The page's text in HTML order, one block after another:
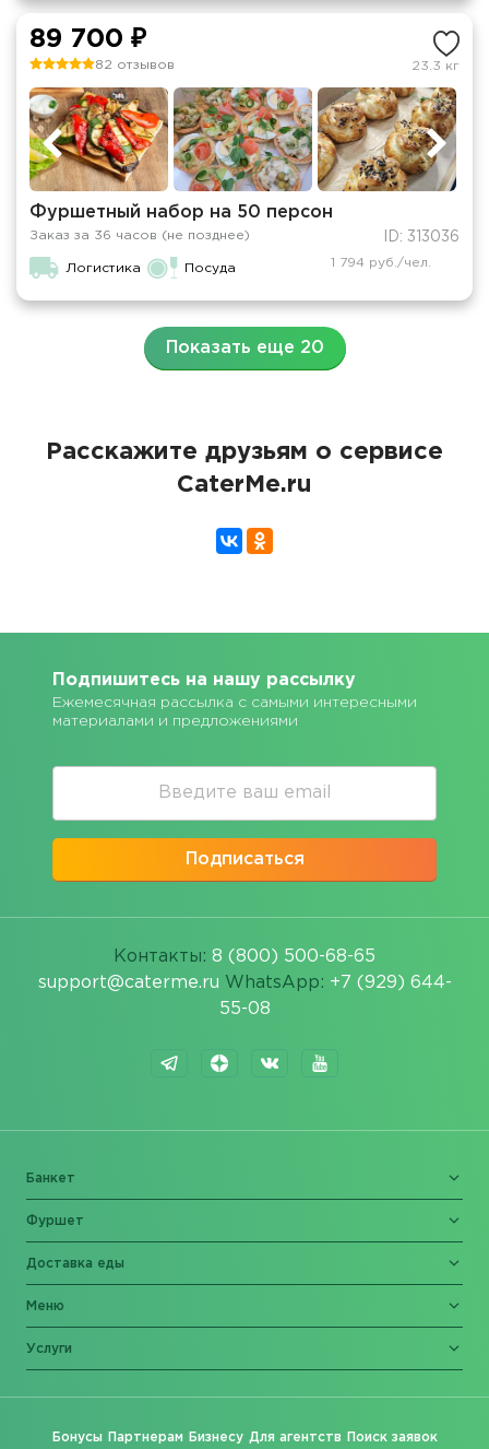
89 700 ₽
82 отзывов 23.3 кг
Фуршетный набор на 50 персон
Заказ за 36 часов (не позднее) ID: 313036
Логистика Посуда 1 794 руб./чел.
Показать еще 20
Расскажите друзьям о сервисе
CaterMe.ru
Подпишитесь на нашу рассылку
Ежемесячная рассылка с самыми интересными
материалами и предложениями
Подписаться
Контакты: 8 (800) 500-68-65
support@caterme.ru WhatsApp: +7 (929) 644-
55-08
Банкет
Фуршет
Доставка еды
Меню
Услуги
Бонусы Партнерам Бизнесу Для агентств Поиск заявок